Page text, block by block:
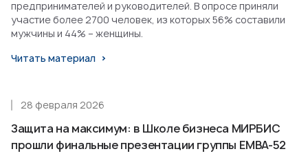
предпринимателей и руководителей. В опросе приняли
участие более 2700 человек, из которых 56% составили
мужчины и 44% – женщины.
Читать материал
Защита на максимум: в Школе бизнеса МИРБИС
прошли финальные презентации группы EMBA-52
28 февраля 2026